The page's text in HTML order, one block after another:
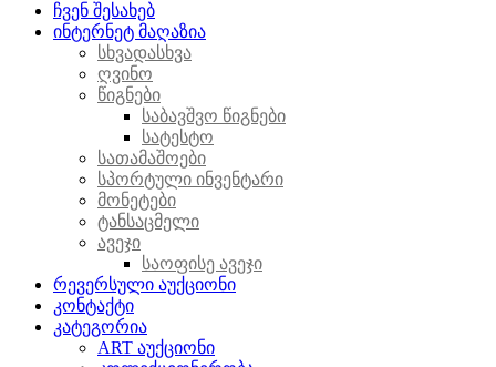
ჩვენ შესახებ
ინტერნეტ მაღაზია
სხვადასხვა
ღვინო
წიგნები
საბავშვო წიგნები
სატესტო
სათამაშოები
სპორტული ინვენტარი
მონეტები
ტანსაცმელი
ავეჯი
საოფისე ავეჯი
რევერსული აუქციონი
კონტაქტი
კატეგორია
ART აუქციონი